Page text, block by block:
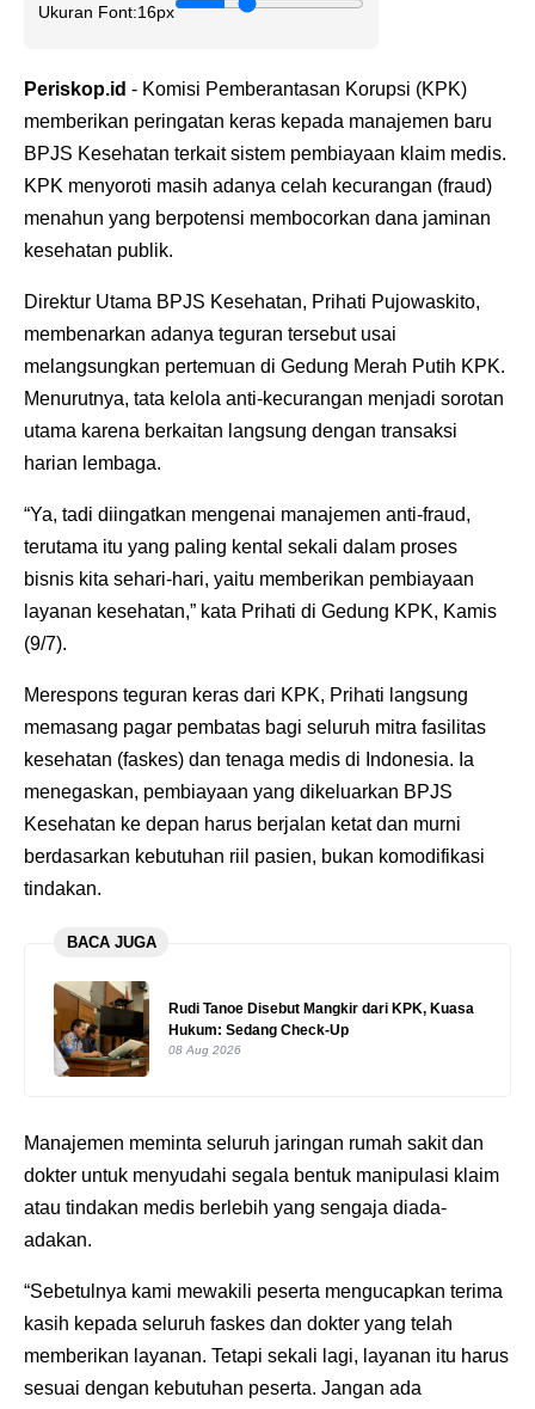
Ukuran Font:16px
Periskop.id - Komisi Pemberantasan Korupsi (KPK)
memberikan peringatan keras kepada manajemen baru
BPJS Kesehatan terkait sistem pembiayaan klaim medis.
KPK menyoroti masih adanya celah kecurangan (fraud)
menahun yang berpotensi membocorkan dana jaminan
kesehatan publik.
Direktur Utama BPJS Kesehatan, Prihati Pujowaskito,
membenarkan adanya teguran tersebut usai
melangsungkan pertemuan di Gedung Merah Putih KPK.
Menurutnya, tata kelola anti-kecurangan menjadi sorotan
utama karena berkaitan langsung dengan transaksi
harian lembaga.
“Ya, tadi diingatkan mengenai manajemen anti-fraud,
terutama itu yang paling kental sekali dalam proses
bisnis kita sehari-hari, yaitu memberikan pembiayaan
layanan kesehatan,” kata Prihati di Gedung KPK, Kamis
(9/7).
Merespons teguran keras dari KPK, Prihati langsung
memasang pagar pembatas bagi seluruh mitra fasilitas
kesehatan (faskes) dan tenaga medis di Indonesia. Ia
menegaskan, pembiayaan yang dikeluarkan BPJS
Kesehatan ke depan harus berjalan ketat dan murni
berdasarkan kebutuhan riil pasien, bukan komodifikasi
tindakan.
BACA JUGA
Rudi Tanoe Disebut Mangkir dari KPK, Kuasa
Hukum: Sedang Check-Up
08 Aug 2026
Manajemen meminta seluruh jaringan rumah sakit dan
dokter untuk menyudahi segala bentuk manipulasi klaim
atau tindakan medis berlebih yang sengaja diada-
adakan.
“Sebetulnya kami mewakili peserta mengucapkan terima
kasih kepada seluruh faskes dan dokter yang telah
memberikan layanan. Tetapi sekali lagi, layanan itu harus
sesuai dengan kebutuhan peserta. Jangan ada